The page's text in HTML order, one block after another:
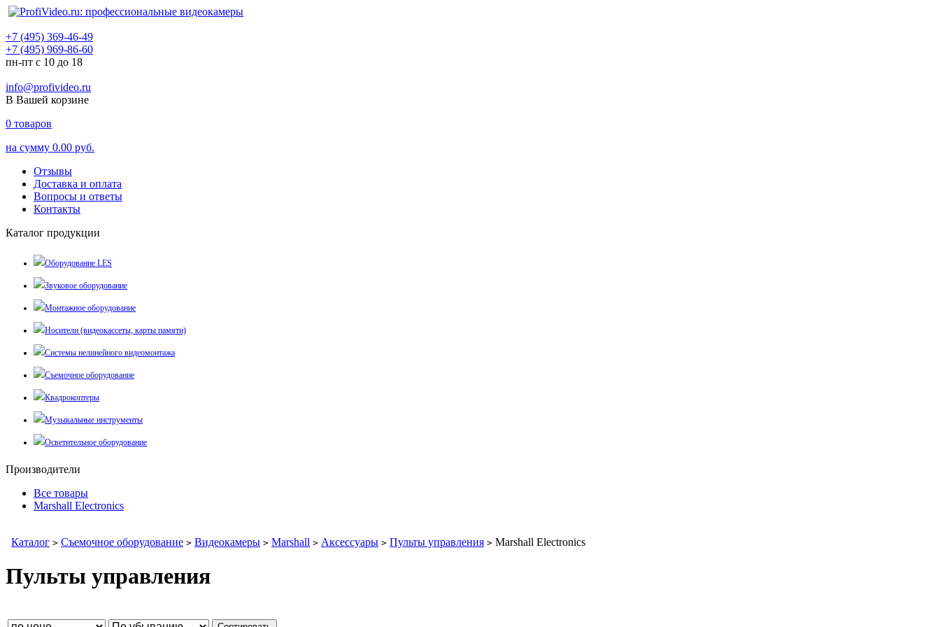
+7 (495) 369-46-49
+7 (495) 969-86-60
пн-пт с 10 до 18
info@profivideo.ru
В Вашей корзине
0 товаров
на сумму 0.00 руб.
Отзывы
Доставка и оплата
Вопросы и ответы
Контакты
Каталог продукции
Оборудование LES
Звуковое оборудование
Монтажное оборудование
Носители (видеокассеты, карты памяти)
Системы нелинейного видеомонтажа
Съемочное оборудование
Квадрокоптеры
Музыкальные инструменты
Осветительное оборудование
Производители
Все товары
Marshall Electronics
Каталог > Съемочное оборудование > Видеокамеры > Marshall > Аксессуары > Пульты управления > Marshall Electronics
Пульты управления